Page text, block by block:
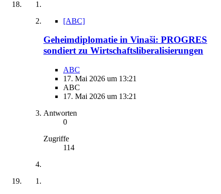
[ABC]
Geheimdiplomatie in Vinaši: PROGRES
sondiert zu Wirtschaftsliberalisierungen
ABC
17. Mai 2026 um 13:21
ABC
17. Mai 2026 um 13:21
Antworten
0
Zugriffe
114